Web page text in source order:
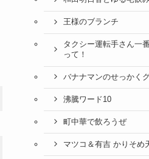
王様のブランチ
タクシー運転手さん一
って！
バナナマンのせっかく
沸騰ワード10
町中華で飲ろうぜ
マツコ＆有吉 かりそめ